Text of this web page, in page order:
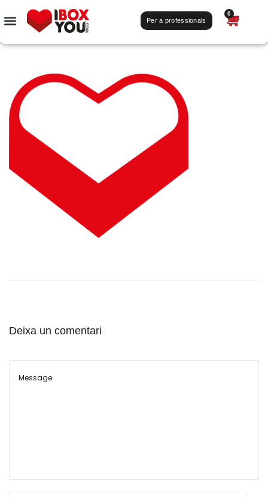
Per a professionals
0
Deixa un comentari